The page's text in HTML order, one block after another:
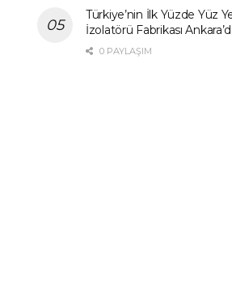
Türkiye’nin İlk Yüzde Yüz
İzolatörü Fabrikası
0 PAYLAŞIM